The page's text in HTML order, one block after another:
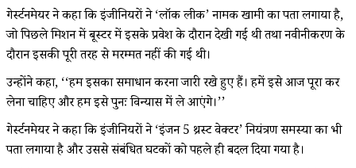
गेर्स्टनमेयर ने कहा कि इंजीनियरों ने ‘लॉक लीक’ नामक खामी का पता लगाया है,
जो पिछले मिशन में बूस्टर में इसके प्रवेश के दौरान देखी गई थी तथा नवीनीकरण के
दौरान इसकी पूरी तरह से मरम्मत नहीं की गई थी।
उन्होंने कहा, ‘‘हम इसका समाधान करना जारी रखे हुए हैं। हमें इसे आज पूरा कर
लेना चाहिए और हम इसे पुनः विन्यास में ले आएंगे।’’
गेर्स्टनमेयर ने कहा कि इंजीनियरों ने ‘इंजन 5 थ्रस्ट वेक्टर’ नियंत्रण समस्या का भी
पता लगाया है और उससे संबंधित घटकों को पहले ही बदल दिया गया है।